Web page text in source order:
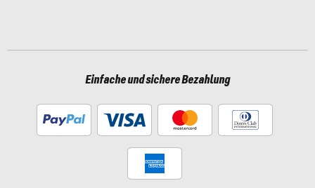
Einfache und sichere Bezahlung